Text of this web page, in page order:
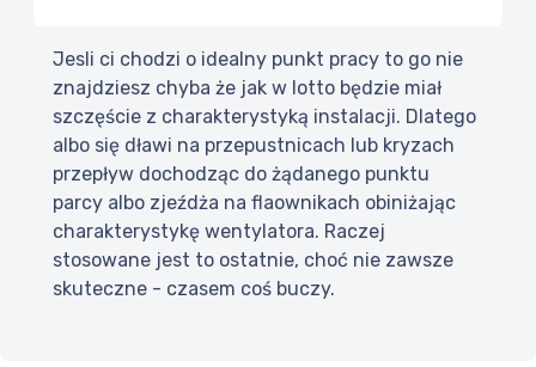
Jesli ci chodzi o idealny punkt pracy to go nie
znajdziesz chyba że jak w lotto będzie miał
szczęście z charakterystyką instalacji. Dlatego
albo się dławi na przepustnicach lub kryzach
przepływ dochodząc do żądanego punktu
parcy albo zjeźdża na flaownikach obiniżając
charakterystykę wentylatora. Raczej
stosowane jest to ostatnie, choć nie zawsze
skuteczne - czasem coś buczy.